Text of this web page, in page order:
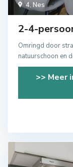
4, Nes
2-4-
Omringd door
natuurschoon en
>> Meer